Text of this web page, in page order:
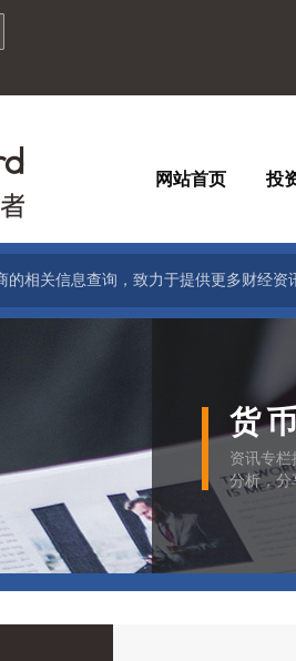
网站首页 投
相关信息查询，致力于提供更多财经
货
资讯专
分析，分